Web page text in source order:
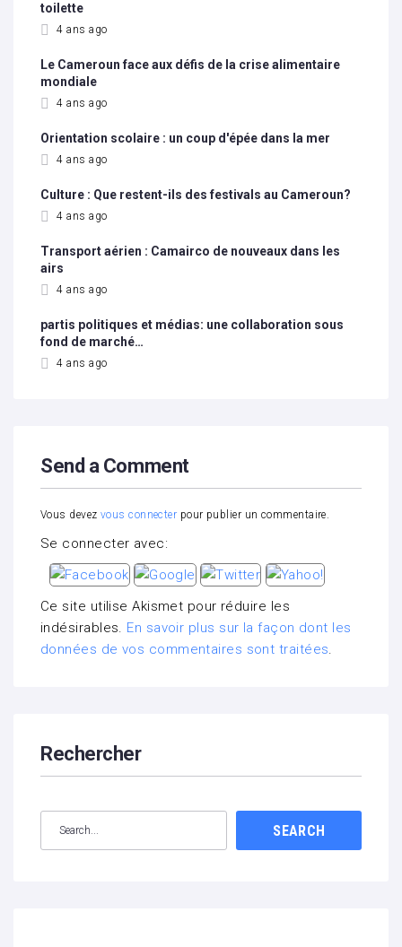
toilette
4 ans ago
Le Cameroun face aux défis de la crise alimentaire
mondiale
4 ans ago
Orientation scolaire : un coup d'épée dans la mer
4 ans ago
Culture : Que restent-ils des festivals au Cameroun?
4 ans ago
Transport aérien : Camairco de nouveaux dans les
airs
4 ans ago
partis politiques et médias: une collaboration sous
fond de marché…
4 ans ago
Send a Comment
Vous devez vous connecter pour publier un commentaire.
Se connecter avec:
Ce site utilise Akismet pour réduire les
indésirables. En savoir plus sur la façon dont les
données de vos commentaires sont traitées.
Rechercher
SEARCH